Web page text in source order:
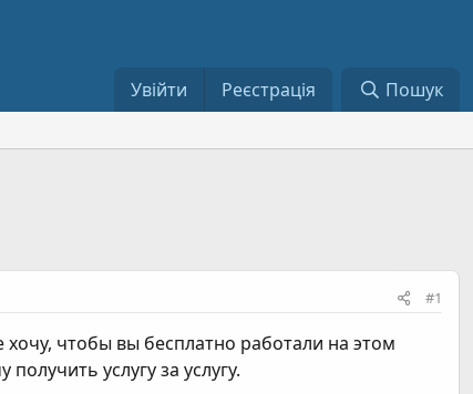
Увійти Реєстрація Пошук
#1
чтобы вы бесплатно работали на этом
услугу за услугу.